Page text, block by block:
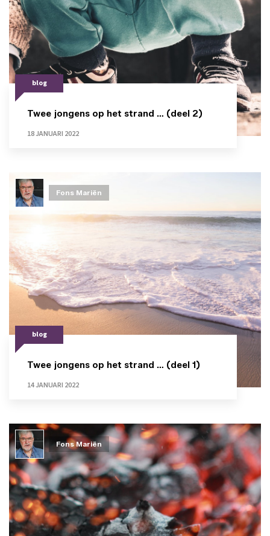
blog
Twee jongens op het strand … (deel 2)
18 JANUARI 2022
blog
Twee jongens op het strand … (deel 1)
14 JANUARI 2022
Fons Mariën
Fons Mariën